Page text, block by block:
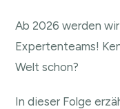
Ab 2026 werden
Expertenteams!
Welt schon?
In dieser Folge